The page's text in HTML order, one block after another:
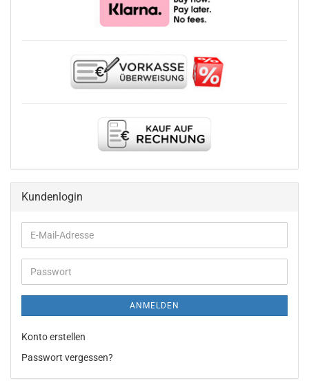
Kundenlogin
E-
Mail-
Adresse
Passwort
ANMELDEN
Konto erstellen
Passwort vergessen?